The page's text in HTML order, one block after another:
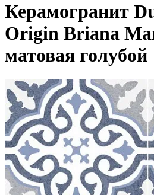
Керамогранит
Origin Briana
матовая голубой